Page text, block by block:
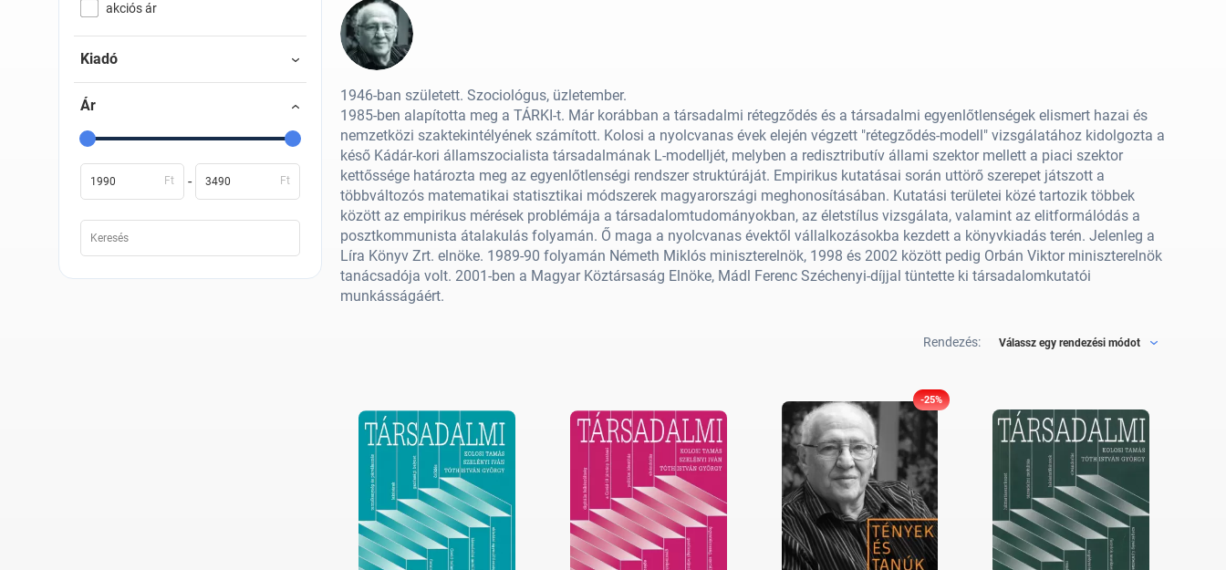
akciós ár
Kiadó
Ár
Ft - Ft
1946-ban született. Szociológus, üzletember.
1985-ben alapította meg a TÁRKI-t. Már korábban a társadalmi rétegződés és a társadalmi egyenlőtlenségek elismert hazai és
nemzetközi szaktekintélyének számított. Kolosi a nyolcvanas évek elején végzett "rétegződés-modell" vizsgálatához kidolgozta a
késő Kádár-kori államszocialista társadalmának L-modelljét, melyben a redisztributív állami szektor mellett a piaci szektor
kettőssége határozta meg az egyenlőtlenségi rendszer struktúráját. Empirikus kutatásai során uttörő szerepet játszott a
többváltozós matematikai statisztikai módszerek magyarországi meghonosításában. Kutatási területei közé tartozik többek
között az empirikus mérések problémája a társadalomtudományokban, az életstílus vizsgálata, valamint az elitformálódás a
posztkommunista átalakulás folyamán. Ő maga a nyolcvanas évektől vállalkozásokba kezdett a könyvkiadás terén. Jelenleg a
Líra Könyv Zrt. elnöke. 1989-90 folyamán Németh Miklós miniszterelnök, 1998 és 2002 között pedig Orbán Viktor miniszterelnök
tanácsadója volt. 2001-ben a Magyar Köztársaság Elnöke, Mádl Ferenc Széchenyi-díjjal tüntette ki társadalomkutatói
munkásságáért.
Rendezés: Válassz egy rendezési módot
-25%